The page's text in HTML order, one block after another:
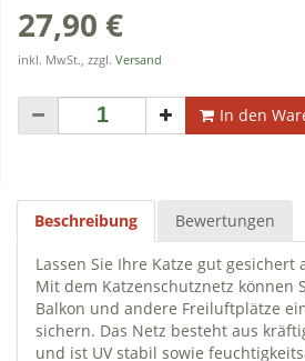
27,90 €
inkl. MwSt., zzgl. Versand
In den
Beschreibung Bewertungen
Lassen Sie Ihre Katze gut gesichert
Mit dem Katzenschutznetz können
Balkon und andere Freiluftplätze
sichern. Das Netz besteht aus
und ist UV stabil sowie